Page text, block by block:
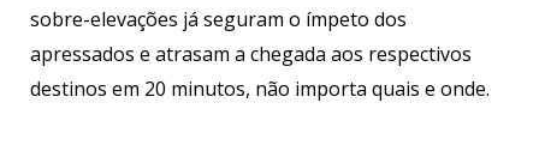
sobre-elevações já seguram o ímpeto dos
apressados e atrasam a chegada aos respectivos
destinos em 20 minutos, não importa quais e onde.